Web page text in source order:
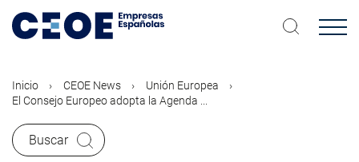
contenido
Inicio CEOE News
Unión Europea
El Consejo Europeo adopta la Agenda ...
Buscar